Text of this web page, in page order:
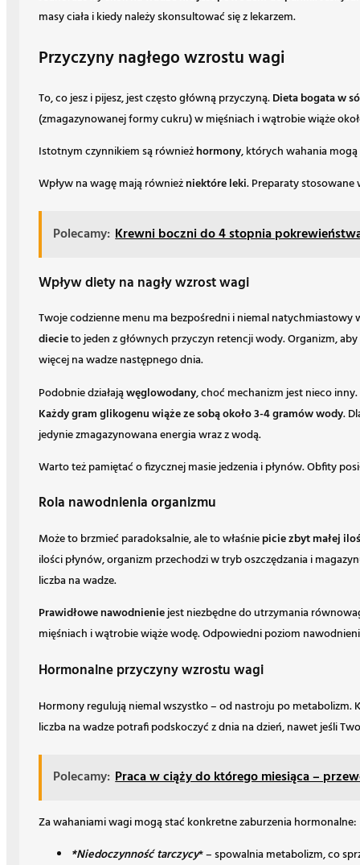
masy ciała i kiedy należy skonsultować się z lekarzem.
Przyczyny nagłego wzrostu wagi
To, co jesz i pijesz, jest często główną przyczyną.Dieta bogata w
(zmagazynowanej formy cukru) w mięśniach i wątrobie wiąże
Istotnym czynnikiem są równieżhormony, których wahania
Wpływ na wagę mają równieżniektóre leki. Preparaty
Polecamy: Krewni boczni do 4 stopnia
Wpływ diety na nagły wzrost wagi
Twoje codzienne menu ma bezpośredni i niemal natychmiastowy
diecieto jeden z głównych przyczyn retencji wody. Organizm,
więcej na wadze następnego dnia.
Podobnie działająwęglowodany, choć mechanizm jest nieco
Każdy gram glikogenu wiąże ze sobą około 3-4 gramów wody.
jedynie zmagazynowana energia wraz z wodą.
Warto też pamiętać o fizycznej masie jedzenia i płynów. Obfity
Rola nawodnienia organizmu
Może to brzmieć paradoksalnie, ale to właśniepicie zbyt małej
ilości płynów, organizm przechodzi w tryb oszczędzania i
liczba na wadze.
Prawidłowe nawodnieniejest niezbędne do utrzymania
mięśniach i wątrobie wiąże wodę. Odpowiedni poziom
Hormonalne przyczyny wzrostu wagi
Hormony regulują niemal wszystko – od nastroju po metabolizm.
liczba na wadze potrafi podskoczyć z dnia na dzień, nawet jeśli
Polecamy: Praca w ciąży do którego miesiąca –
Za wahaniami wagi mogą stać konkretne zaburzenia hormonalne:
*Niedoczynność tarczycy* – spowalnia metabolizm, co